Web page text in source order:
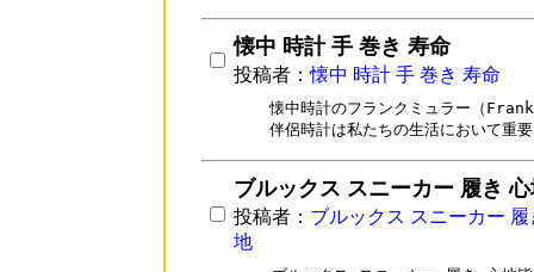
懐中 時計 手 巻き 寿命
投稿者：懐中 時計 手 巻き 寿命
懐中時計のフランクミュラー（
伴侶時計は私たちの生活において重
ブルックス スニーカー 履き
投稿者： ブルックス スニーカー 履
地